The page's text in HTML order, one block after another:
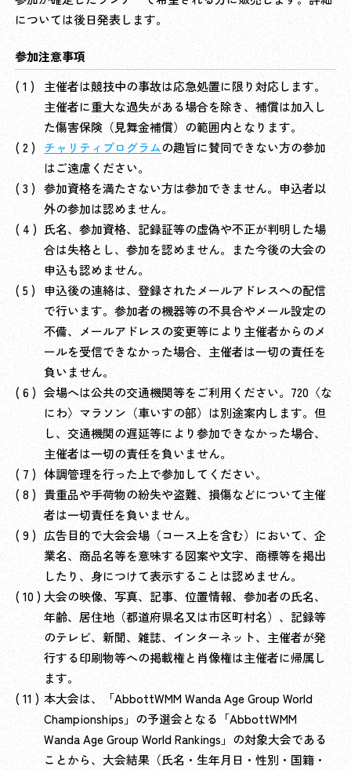
については後日発表します。
参加注意事項
主催者は競技中の事故は応急処置に限り対応します。
主催者に重大な過失がある場合を除き、補償は加入し
た傷害保険（見舞金補償）の範囲内となります。
チャリティプログラムの趣旨に賛同できない方の参加
はご遠慮ください。
参加資格を満たさない方は参加できません。申込者以
外の参加は認めません。
氏名、参加資格、記録証等の虚偽や不正が判明した場
合は失格とし、参加を認めません。また今後の大会の
申込も認めません。
申込後の連絡は、登録されたメールアドレスへの配信
で行います。参加者の機器等の不具合やメール設定の
不備、メールアドレスの変更等により主催者からのメ
ールを受信できなかった場合、主催者は一切の責任を
負いません。
会場へは公共の交通機関等をご利用ください。720〈な
にわ〉マラソン（車いすの部）は別途案内します。但
し、交通機関の遅延等により参加できなかった場合、
主催者は一切の責任を負いません。
体調管理を行った上で参加してください。
貴重品や手荷物の紛失や盗難、損傷などについて主催
者は一切責任を負いません。
広告目的で大会会場（コース上を含む）において、企
業名、商品名等を意味する図案や文字、商標等を掲出
したり、身につけて表示することは認めません。
大会の映像、写真、記事、位置情報、参加者の氏名、
年齢、居住地（都道府県名又は市区町村名）、記録等
のテレビ、新聞、雑誌、インターネット、主催者が発
行する印刷物等への掲載権と肖像権は主催者に帰属し
ます。
本大会は、「AbbottWMM Wanda Age Group World
Championships」の予選会となる「AbbottWMM
Wanda Age Group World Rankings」の対象大会である
ことから、大会結果（氏名・生年月日・性別・国籍・